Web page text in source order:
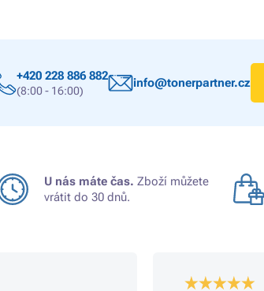
+420 228 886 882
(8:00 - 16:00)
info@tonerpartner.cz
U nás máte čas. Zboží můžete
vrátit do 30 dnů.